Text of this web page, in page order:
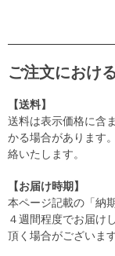
ご注文におけ
【送料】
送料は表示価格に含
かる場合があります
絡いたします。
【お届け時期】
本ページ記載の「納
４週間程度でお届け
頂く場合がございます